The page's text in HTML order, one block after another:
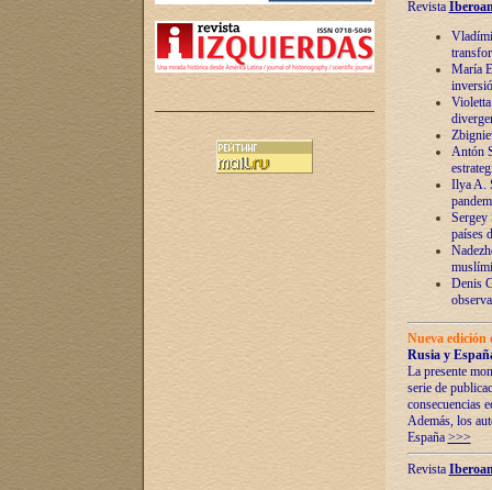
Revista
María
Antón
Ilya A.
Sergey
países
Denis
Nueva
Rusia y
La presente
serie de
consecuencias
Además, los
España >>>
Revista